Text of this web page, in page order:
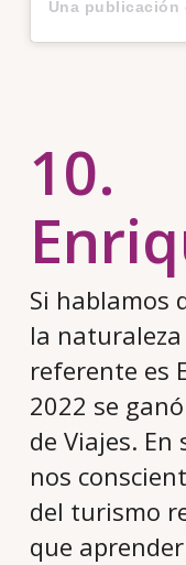
10.
Si hablamos
la
referente es
2022 se
de Viajes.
nos
del turismo
que